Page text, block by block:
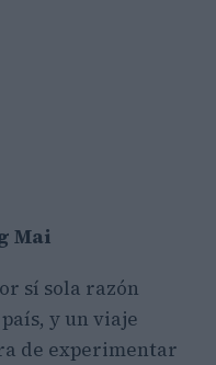
Mai
sí sola razón
y un viaje
de experimentar